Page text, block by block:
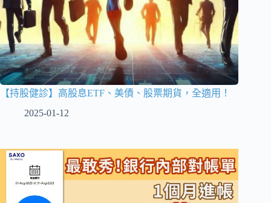
【持股健診】高股息ETF、美債、股票期貨，全適用！
2025-01-12